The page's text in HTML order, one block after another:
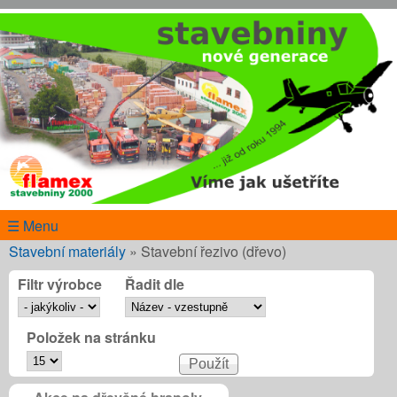
Přejít k hlavnímu obsahu
www.flamex.cz
☰ Menu
Jste zde
Stavební materiály » Stavební řezivo (dřevo)
Filtr výrobce
Řadit dle
Položek na stránku